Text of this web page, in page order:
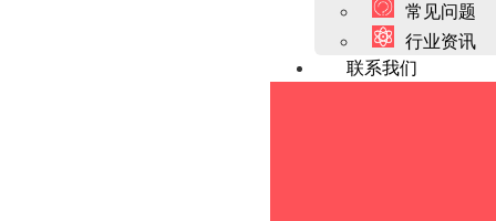
常见问题
行业资讯
联系我们